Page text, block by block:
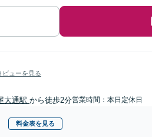
ビューを見る
大通駅 から徒歩2分営業時間：本日定休日
料金表を見る